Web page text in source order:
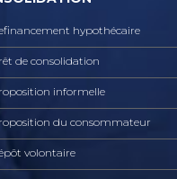
hypothécaire
de consolidation
informelle
du consommateur
volontaire